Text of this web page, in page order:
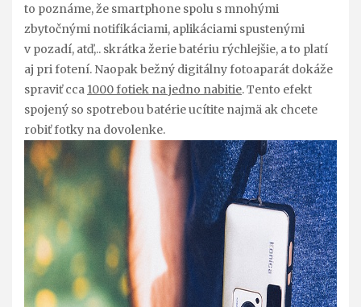
to poznáme, že smartphone spolu s mnohými
zbytočnými notifikáciami, aplikáciami spustenými
v pozadí, atď,.. skrátka žerie batériu rýchlejšie, a to platí
aj pri fotení. Naopak bežný digitálny fotoaparát dokáže
spraviť cca 1000 fotiek na jedno nabitie. Tento efekt
spojený so spotrebou batérie ucítite najmä ak chcete
robiť fotky na dovolenke.